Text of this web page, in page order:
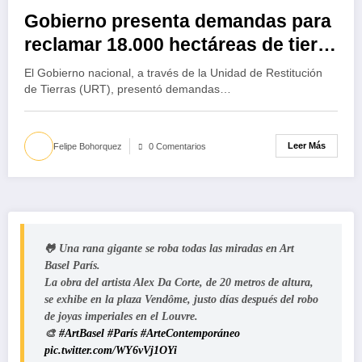
Gobierno presenta demandas para
reclamar 18.000 hectáreas de tierra
para pueblos étnicos en Nariño y
Guaviare
El Gobierno nacional, a través de la Unidad de Restitución
de Tierras (URT), presentó demandas…
Felipe Bohorquez 0 Comentarios Leer Más
🐸 Una rana gigante se roba todas las miradas en Art
Basel París.
La obra del artista Alex Da Corte, de 20 metros de altura,
se exhibe en la plaza Vendôme, justo días después del robo
de joyas imperiales en el Louvre.
🎨 #ArtBasel #París #ArteContemporáneo
pic.twitter.com/WY6vVj1OYi